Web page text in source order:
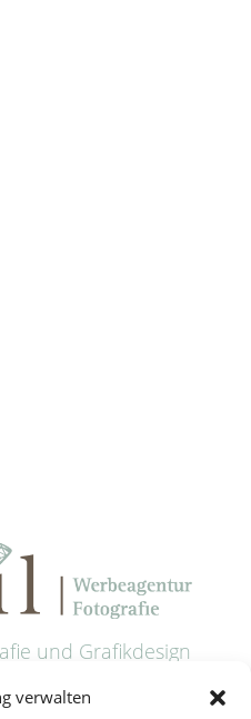
verwalten
und Grafikdesign
Passau